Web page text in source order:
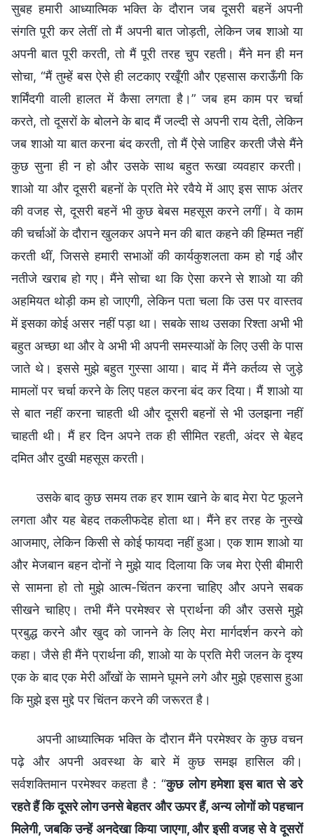
सुबह हमारी आध्यात्मिक भक्ति के दौरान जब दूसरी बहनें अपनी
संगति पूरी कर लेतीं तो मैं अपनी बात जोड़ती, लेकिन जब शाओ या
अपनी बात पूरी करती, तो मैं पूरी तरह चुप रहती। मैंने मन ही मन
सोचा, “मैं तुम्हें बस ऐसे ही लटकाए रखूँगी और एहसास कराऊँगी कि
शर्मिंदगी वाली हालत में कैसा लगता है।” जब हम काम पर चर्चा
करते, तो दूसरों के बोलने के बाद मैं जल्दी से अपनी राय देती, लेकिन
जब शाओ या बात करना बंद करती, तो मैं ऐसे जाहिर करती जैसे मैंने
कुछ सुना ही न हो और उसके साथ बहुत रूखा व्यवहार करती।
शाओ या और दूसरी बहनों के प्रति मेरे रवैये में आए इस साफ अंतर
की वजह से, दूसरी बहनें भी कुछ बेबस महसूस करने लगीं। वे काम
की चर्चाओं के दौरान खुलकर अपने मन की बात कहने की हिम्मत नहीं
करती थीं, जिससे हमारी सभाओं की कार्यकुशलता कम हो गई और
नतीजे खराब हो गए। मैंने सोचा था कि ऐसा करने से शाओ या की
अहमियत थोड़ी कम हो जाएगी, लेकिन पता चला कि उस पर वास्तव
में इसका कोई असर नहीं पड़ा था। सबके साथ उसका रिश्ता अभी भी
बहुत अच्छा था और वे अभी भी अपनी समस्याओं के लिए उसी के पास
जाते थे। इससे मुझे बहुत गुस्सा आया। बाद में मैंने कर्तव्य से जुड़े
मामलों पर चर्चा करने के लिए पहल करना बंद कर दिया। मैं शाओ या
से बात नहीं करना चाहती थी और दूसरी बहनों से भी उलझना नहीं
चाहती थी। मैं हर दिन अपने तक ही सीमित रहती, अंदर से बेहद
दमित और दुखी महसूस करती।
उसके बाद कुछ समय तक हर शाम खाने के बाद मेरा पेट फूलने
लगता और यह बेहद तकलीफदेह होता था। मैंने हर तरह के नुस्खे
आजमाए, लेकिन किसी से कोई फायदा नहीं हुआ। एक शाम शाओ या
और मेजबान बहन दोनों ने मुझे याद दिलाया कि जब मेरा ऐसी बीमारी
से सामना हो तो मुझे आत्म-चिंतन करना चाहिए और अपने सबक
सीखने चाहिए। तभी मैंने परमेश्वर से प्रार्थना की और उससे मुझे
प्रबुद्ध करने और खुद को जानने के लिए मेरा मार्गदर्शन करने को
कहा। जैसे ही मैंने प्रार्थना की, शाओ या के प्रति मेरी जलन के दृश्य
एक के बाद एक मेरी आँखों के सामने घूमने लगे और मुझे एहसास हुआ
कि मुझे इस मुद्दे पर चिंतन करने की जरूरत है।
अपनी आध्यात्मिक भक्ति के दौरान मैंने परमेश्वर के कुछ वचन
पढ़े और अपनी अवस्था के बारे में कुछ समझ हासिल की।
सर्वशक्तिमान परमेश्वर कहता है : “कुछ लोग हमेशा इस बात से डरे
रहते हैं कि दूसरे लोग उनसे बेहतर और ऊपर हैं, अन्‍य लोगों को पहचान
मिलेगी, जबकि उन्हें अनदेखा किया जाएगा, और इसी वजह से वे दूसरों